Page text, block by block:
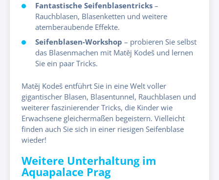
Fantastische Seifenblasentricks –
Rauchblasen, Blasenketten und weitere
atemberaubende Effekte.
Seifenblasen-Workshop – probieren Sie selbst
das Blasenmachen mit Matěj Kodeš und lernen
Sie ein paar Tricks.
Matěj Kodeš entführt Sie in eine Welt voller
gigantischer Blasen, Blasentunnel, Rauchblasen und
weiterer faszinierender Tricks, die Kinder wie
Erwachsene gleichermaßen begeistern. Vielleicht
finden auch Sie sich in einer riesigen Seifenblase
wieder!
Weitere Unterhaltung im
Aquapalace Prag